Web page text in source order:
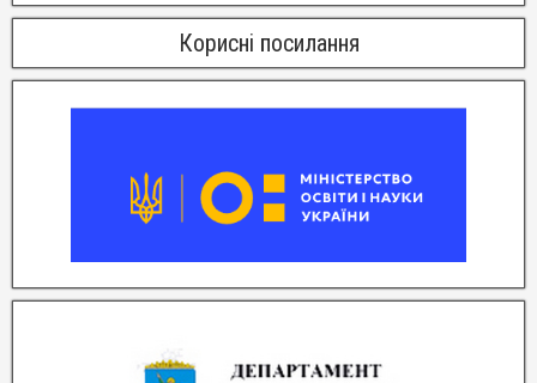
Корисні посилання